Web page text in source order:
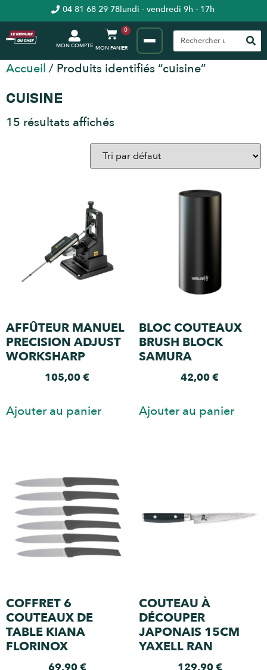
04 81 68 29 78lundi - vendredi 9h - 17h
MON COMPTE
0
Accueil / Produits identifiés “cuisine”
CUISINE
15 résultats affichés
AFFÛTEUR MANUEL
PRECISION ADJUST
WORKSHARP
105,00€
Ajouter au panier
BLOC COUTEAUX
BRUSH BLOCK
SAMURA
42,00€
Ajouter au panier
COFFRET 6
COUTEAUX DE
TABLE KIANA
FLORINOX
COUTEAU À
DÉCOUPER
JAPONAIS 15CM
YAXELL RAN